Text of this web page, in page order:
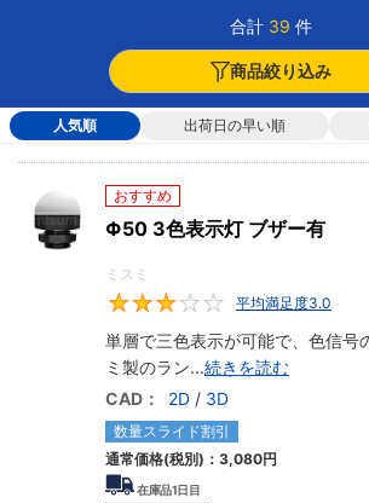
ラインの動作表示、工事現場の注意喚起など
光源はLEDと電球があり、閃光タイプは点灯
す。また至近距離や夜間使用の場合に眩しく
搭載したものもあります。常に振動する場所
のあるもの、屋外で使用する場合には防塵防
す。
合計 39 件
商品絞り込み
人気順 出荷日の早い順
おすすめ
Φ50 3色表示灯 ブザー有
ミスミ
平均満足度3.0
単層で三色表示が可能で、色信号
ミ製のラン...続きを読む
CAD：
2D / 3D
数量スライド割引
通常価格(税別)： 3,080円
在庫品1日目